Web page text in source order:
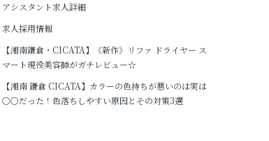
アシスタント求人詳細
求人採用情報
【湘南鎌倉・CICATA】《新作》リファ ドライヤー ス
マート現役美容師がガチレビュー☆
【湘南 鎌倉 CICATA】カラーの色持ちが悪いのは実は
〇〇だった！色落ちしやすい原因とその対策3選